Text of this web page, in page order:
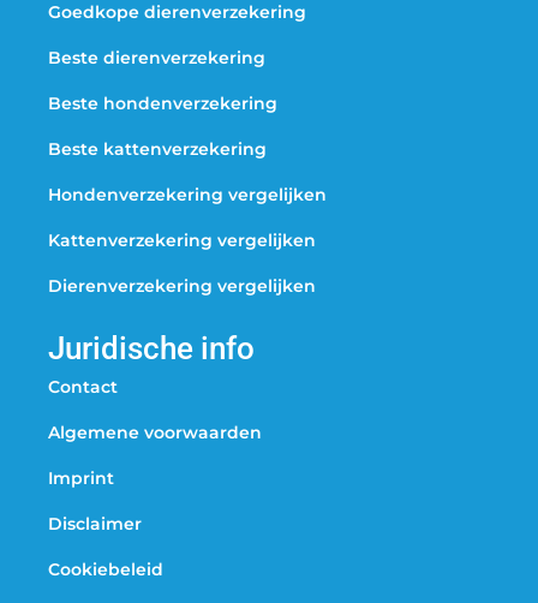
Goedkope dierenverzekering
Beste dierenverzekering
Beste hondenverzekering
Beste kattenverzekering
Hondenverzekering vergelijken
Kattenverzekering vergelijken
Dierenverzekering vergelijken
Juridische info
Contact
Algemene voorwaarden
Imprint
Disclaimer
Cookiebeleid